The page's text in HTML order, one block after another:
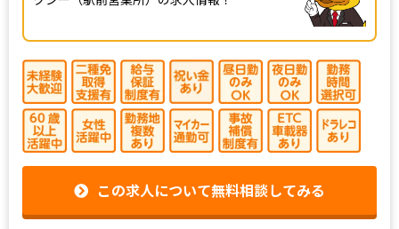
この求人について無料相談してみる